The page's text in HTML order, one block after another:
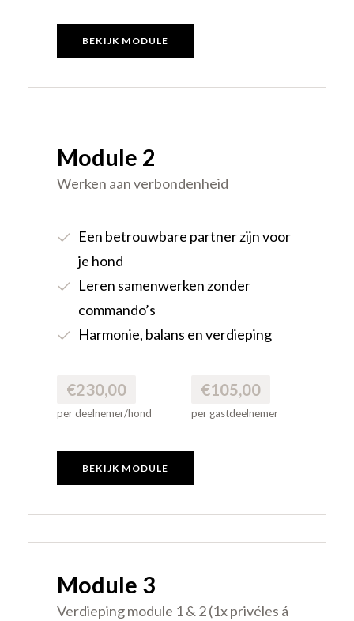
BEKIJK MODULE
Module 2
Werken aan verbondenheid
Een betrouwbare partner zijn voor
je hond
Leren samenwerken zonder
commando’s
Harmonie, balans en verdieping
€230,00
per deelnemer/hond
€105,00
per gastdeelnemer
BEKIJK MODULE
Module 3
Verdieping module 1 & 2 (1x privéles á